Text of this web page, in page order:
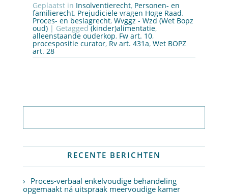
Geplaatst in Insolventierecht, Personen- en
familierecht, Prejudiciële vragen Hoge Raad,
Proces- en beslagrecht, Wvggz - Wzd (Wet Bopz
oud) | Getagged (kinder)alimentatie,
alleenstaande ouderkop, Fw art. 10,
procespositie curator, Rv art. 431a, Wet BOPZ
art. 28
RECENTE BERICHTEN
Proces-verbaal enkelvoudige behandeling
opgemaakt ná uitspraak meervoudige kamer